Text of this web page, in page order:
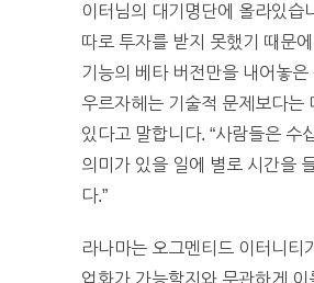
이터님의 대기명단에 올라있습
따로 투자를 받지 못했기 때문
기능의 베타 버전만을 내어놓은
우르자헤는 기술적 문제보다는
있다고 말합니다. “사람들은 수
의미가 있을 일에 별로 시간을
다.”
라나마는 오그멘티드 이터니티
업화가 가능할지와 무관하게 이